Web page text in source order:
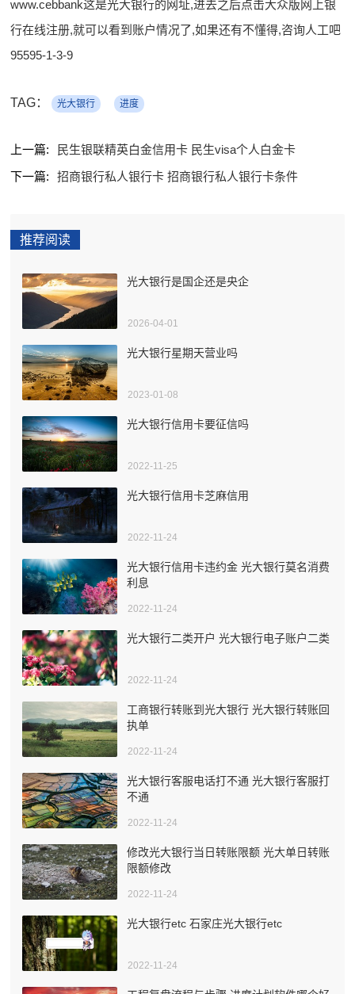
www.cebbank这是光大银行的网址,进去之后点击大众版网上银
行在线注册,就可以看到账户情况了,如果还有不懂得,咨询人工吧
95595-1-3-9
TAG： 光大银行 进度
上一篇:
民生银联精英白金信用卡 民生visa个人白金卡
下一篇:
招商银行私人银行卡 招商银行私人银行卡条件
推荐阅读
光大银行是国企还是央企
2026-04-01
光大银行星期天营业吗
2023-01-08
光大银行信用卡要征信吗
2022-11-25
光大银行信用卡芝麻信用
2022-11-24
光大银行信用卡违约金 光大银行莫名消费
利息
2022-11-24
光大银行二类开户 光大银行电子账户二类
2022-11-24
工商银行转账到光大银行 光大银行转账回
执单
2022-11-24
光大银行客服电话打不通 光大银行客服打
不通
2022-11-24
修改光大银行当日转账限额 光大单日转账
限额修改
2022-11-24
光大银行etc 石家庄光大银行etc
2022-11-24